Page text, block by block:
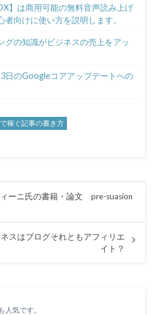
】は商用可能の無料音声読み上げ
者向けに使い方を説明します。
グの知識がビジネスの売上をアッ
日のGoogleコアアップデートへの
稼ぐ記事の書き方
ーニ氏の書籍・論文 pre-suasion
スはブログそれともアフィリエ
イト？
人気です。